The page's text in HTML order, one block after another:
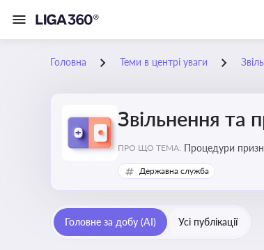
Головна Теми в центрі уваги
Звільнення та
ПРО ЩО ТЕМА: Процедури
Державна служба
Головне за добу (AI) Усі публікації